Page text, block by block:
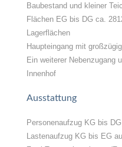
Baubestand und kleiner
Flächen EG bis DG ca.
Lagerflächen
Haupteingang mit
Ein weiterer Nebenzugang
Innenhof
Ausstattung
Personenaufzug KG bis DG
Lastenaufzug KG bis EG